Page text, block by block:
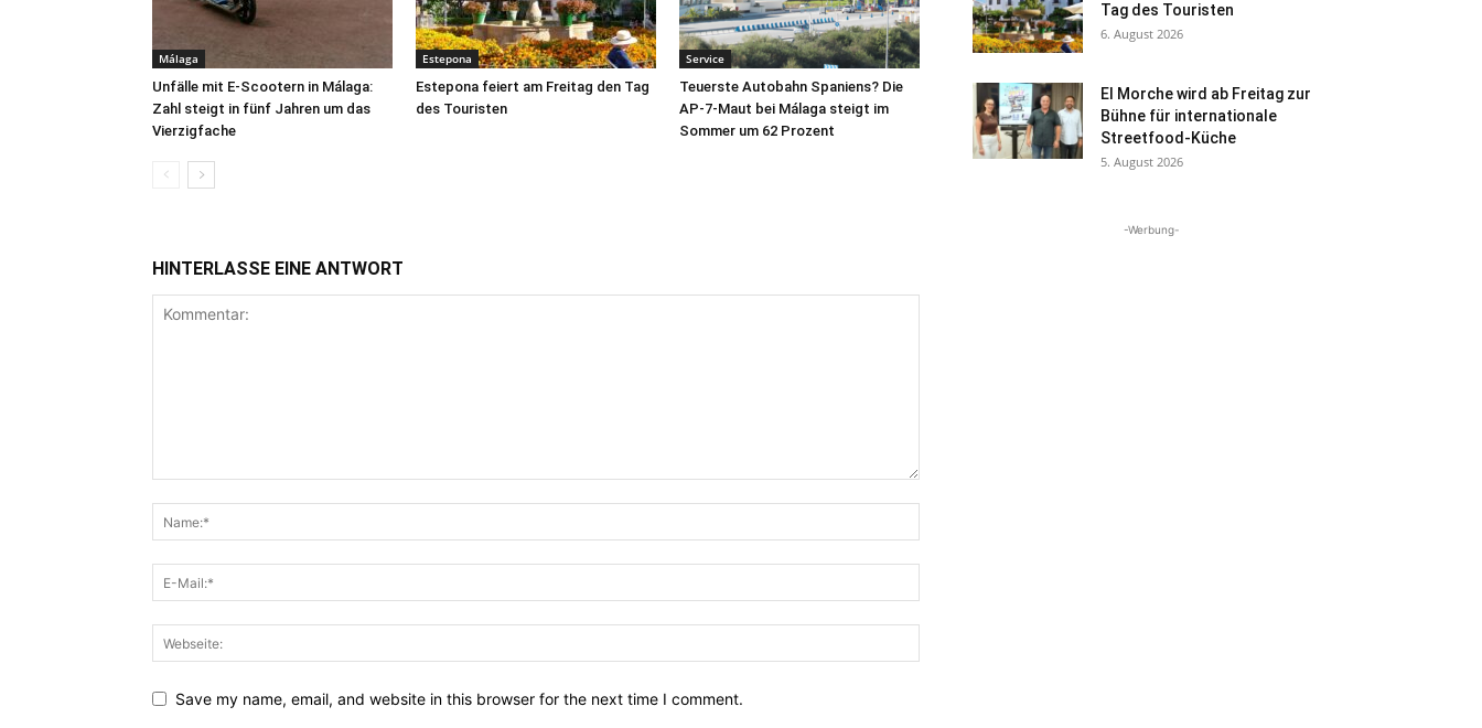
Málaga
Unfälle mit E-Scootern in Málaga:
Zahl steigt in fünf Jahren um das
Vierzigfache
Estepona
Estepona feiert am Freitag den Tag
des Touristen
Service
Teuerste Autobahn Spaniens? Die
AP-7-Maut bei Málaga steigt im
Sommer um 62 Prozent
HINTERLASSE EINE ANTWORT
Save my name, email, and website in this browser for the next time I comment.
Tag des Touristen
6. August 2026
El Morche wird ab Freitag zur
Bühne für internationale
Streetfood-Küche
5. August 2026
-Werbung-